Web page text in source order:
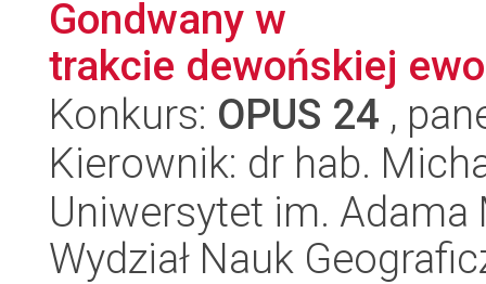
Gondwany w
trakcie dewońskiej
Konkurs: OPUS 24 ,
Kierownik: dr hab.
Uniwersytet im.
Wydział Nauk